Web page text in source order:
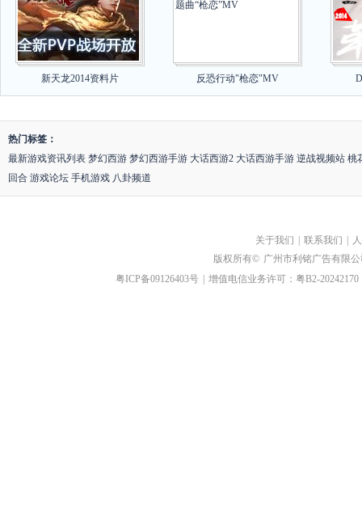
新天龙2014资料片 反恐行动"枪恋"MV
热门标签：
最新游戏资讯列表 梦幻西游 梦幻西游手游 大话西游2 大话西游手游 逆战视频站 桃
回合 游戏论坛 手机游戏 八卦频道
关于我们 联系我们
版权所有© 广州市利铭广告有限
粤ICP备09126403号 | 增值电信业务许可：粤B2-20242170